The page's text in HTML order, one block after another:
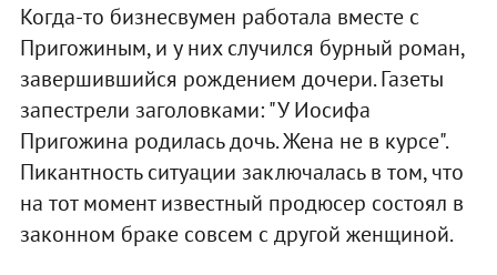
Когда-то бизнесвумен работала вместе с
Пригожиным, и у них случился бурный роман,
завершившийся рождением дочери. Газеты
запестрели заголовками: "У Иосифа
Пригожина родилась дочь. Жена не в курсе".
Пикантность ситуации заключалась в том, что
на тот момент известный продюсер состоял в
законном браке совсем с другой женщиной.